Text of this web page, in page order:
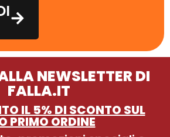
NEWSLETTER DI
FALLA.IT
IL 5% DI SCONTO SUL
PRIMO ORDINE